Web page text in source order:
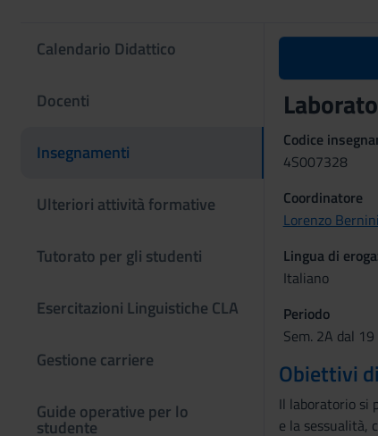
Calendario Didattico
Docenti
Insegnamenti
Ulteriori attività formative
Tutorato per gli studenti
Esercitazioni Linguistiche CLA
Gestione carriere
Guide operative per lo
studente
Codice
4S007328
Coordinatore
Lorenzo Bernini
Lingua di
Italiano
Periodo
Sem. 2A dal
Obiettivi
Il laboratorio si
e la sessualità,